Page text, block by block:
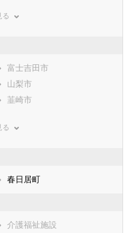
る
富士吉田市
山梨市
韮崎市
笛吹市
南巨摩郡身延町
南都留郡忍野村
る
春日居町
介護福祉施設